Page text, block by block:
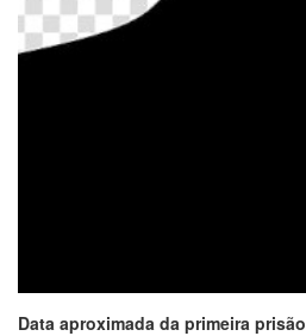
Data aproximada da primeira prisão